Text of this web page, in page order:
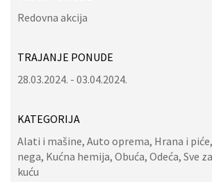
Redovna akcija
TRAJANJE PONUDE
28.03.2024. - 03.04.2024.
KATEGORIJA
Alati i mašine, Auto oprema, Hrana i
nega, Kućna hemija, Obuća, Odeća, Sve
kuću